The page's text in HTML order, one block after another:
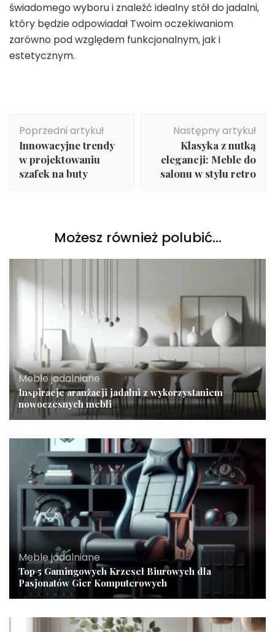
świadomego wyboru i znaleźć idealny stół do jadalni,
który będzie odpowiadał Twoim oczekiwaniom
zarówno pod względem funkcjonalnym, jak i
estetycznym.
wpisu
Poprzedni artykuł
Innowacyjne trendy
w projektowaniu
szafek na buty
Następny artykuł
Klasyka z nutką
elegancji: Meble do
salonu w stylu retro
Możesz również polubić…
Meble jadalniane
Inspiracje aranżacji jadalni z wykorzystaniem
nowoczesnych mebli
Meble jadalniane
Top 5 Gamingowych Krzeseł Biurowych dla
Pasjonatów Gier Komputerowych